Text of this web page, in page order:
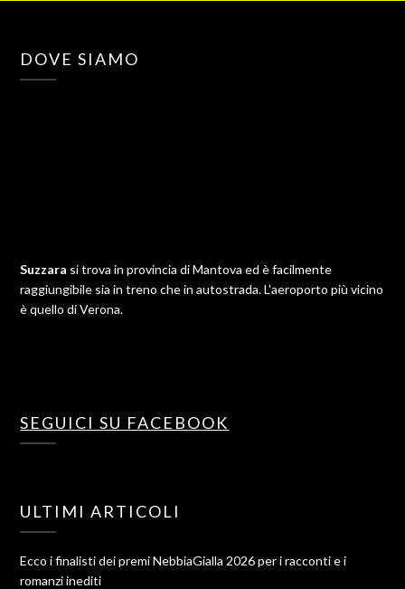
DOVE SIAMO
Suzzara si trova in provincia di Mantova ed è facilmente
raggiungibile sia in treno che in autostrada. L'aeroporto più vicino
è quello di Verona.
SEGUICI SU FACEBOOK
ULTIMI ARTICOLI
Ecco i finalisti dei premi NebbiaGialla 2026 per i racconti e i
romanzi inediti